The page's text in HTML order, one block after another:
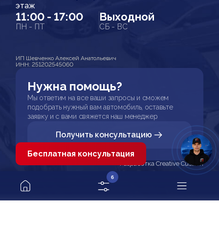
этаж
11:00 - 17:00
ПН - ПТ
Выходной
СБ - ВС
ИП Шевченко Алексей Анатольевич
ИНН: 251202545060
Нужна помощь?
Мы ответим на все ваши запросы и сможем
подобрать нужный вам автомобиль, оставьте
заявку и с вами свяжется наш менеджер
Получить консультацию
Разработка Creative Custom
6
Бесплатная консультация